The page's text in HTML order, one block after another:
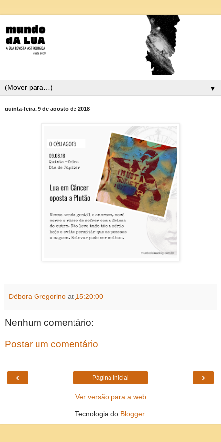
▼
quinta-feira, 9 de agosto de 2018
Débora Gregorino at 15:20:00
Nenhum comentário:
Postar um comentário
‹ ›
Página inicial
Ver versão para a web
Tecnologia do Blogger.